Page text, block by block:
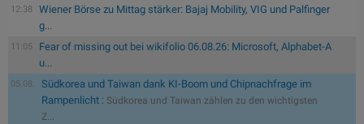
12:38
Wiener Börse zu Mittag stärker: Bajaj Mobility, VIG und Palfinger
g...
11:05
Fear of missing out bei wikifolio 06.08.26: Microsoft, Alphabet-A
u...
05.08.
Südkorea und Taiwan dank KI-Boom und Chipnachfrage im
Rampenlicht : Südkorea und Taiwan zählen zu den wichtigsten
Z...